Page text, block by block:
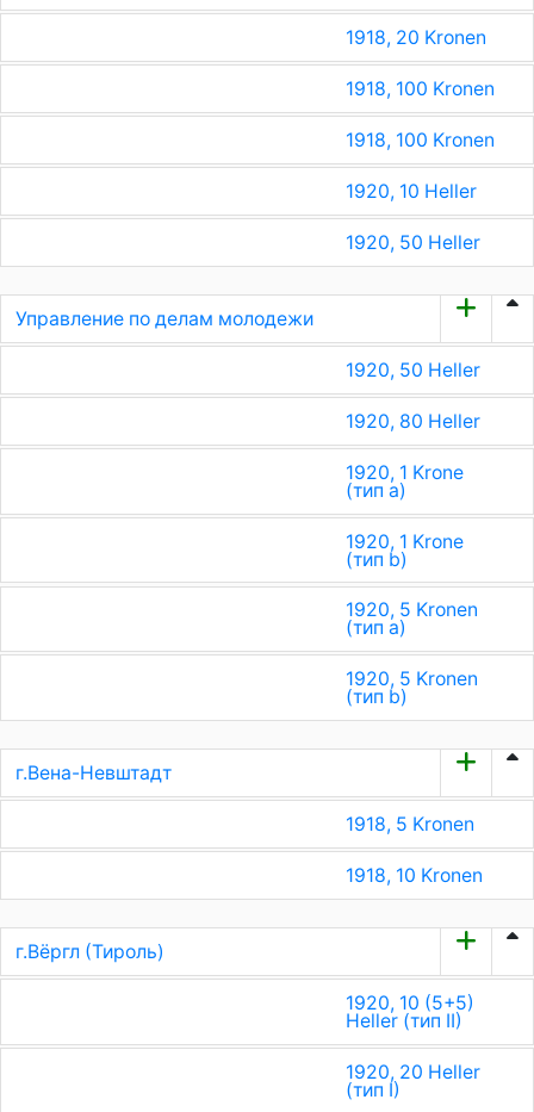
1918, 20 Kronen
1918, 100 Kronen
1918, 100 Kronen
1920, 10 Heller
1920, 50 Heller
Управление по делам молодежи
1920, 50 Heller
1920, 80 Heller
1920, 1 Krone
(тип a)
1920, 1 Krone
(тип b)
1920, 5 Kronen
(тип a)
1920, 5 Kronen
(тип b)
г.Вена-Невштадт
1918, 5 Kronen
1918, 10 Kronen
г.Вёргл (Тироль)
1920, 10 (5+5)
Heller (тип II)
1920, 20 Heller
(тип I)